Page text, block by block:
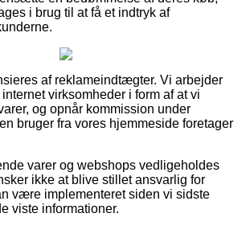
i brug til at få et indtryk af
af reklameindtægter. Vi arbejder
virksomheder i form af at vi
og opnår kommission under
bruger fra vores hjemmeside foretager
varer og webshops vedligeholdes
ikke at blive stillet ansvarlig for
være implementeret siden vi sidste
viste informationer.